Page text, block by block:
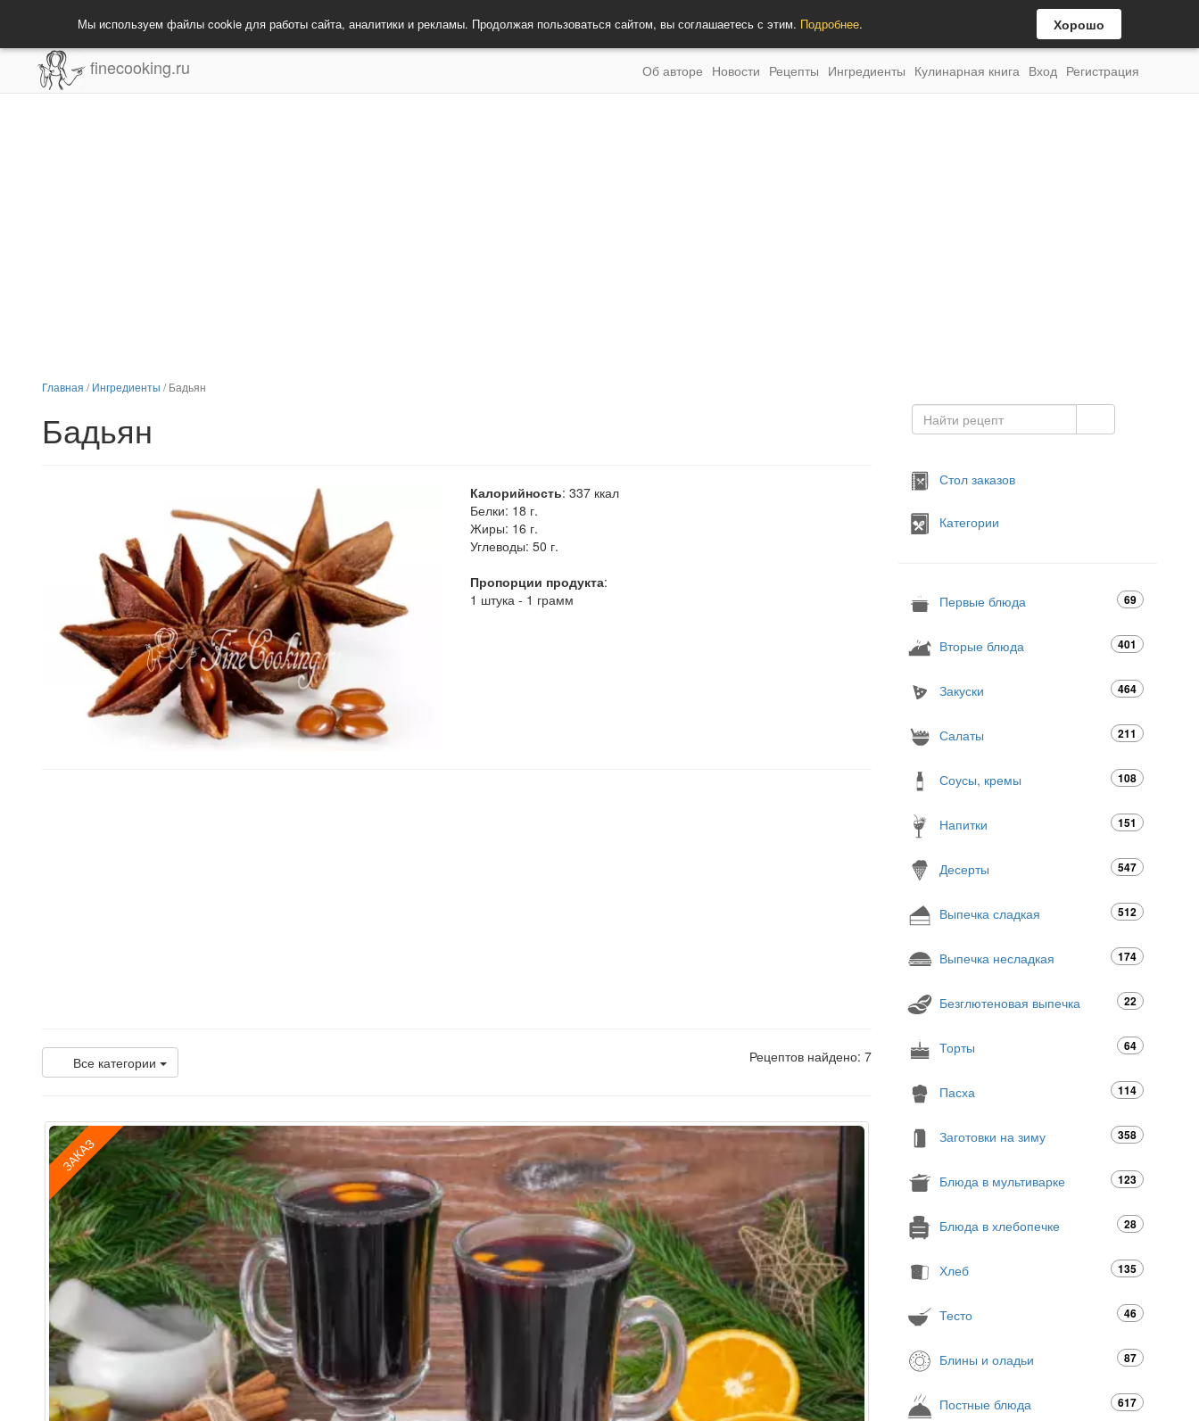
Мы используем файлы cookie для работы сайта, аналитики и рекламы. Продолжая пользоваться сайтом, вы соглашаетесь с этим. Подробнее. Хорошо
finecooking.ru Об авторе Новости Рецепты Ингредиенты Кулинарная книга Вход Регистрация
Главная /Ингредиенты /Бадьян
Бадьян
Калорийность: 337 ккал
Белки: 18 г.
Жиры: 16 г.
Углеводы: 50 г.
Пропорции продукта:
1 штука - 1 грамм
Все категории Рецептов найдено: 7
ЗАКАЗ
Стол заказов
Категории
Первые блюда 69
Вторые блюда 401
Закуски 464
Салаты 211
Соусы, кремы 108
Напитки 151
Десерты 547
Выпечка сладкая 512
Выпечка несладкая 174
Безглютеновая выпечка 22
Торты 64
Пасха 114
Заготовки на зиму 358
Блюда в мультиварке 123
Блюда в хлебопечке 28
Хлеб 135
Тесто 46
Блины и оладьи 87
Постные блюда 617